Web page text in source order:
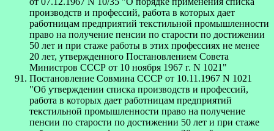
производств и профессий, работа в которых дает
работницам предприятий текстильной промышленности
право на получение пенсии по старости по достижении
50 лет и при стаже работы в этих профессиях не менее
20 лет, утвержденного Постановлением Совета
Министров СССР от 10 ноября 1967 г. N 1021"
Постановление Совмина СССР от 10.11.1967 N 1021
"Об утверждении списка производств и профессий,
работа в которых дает работницам предприятий
текстильной промышленности право на получение
пенсии по старости по достижении 50 лет и при стаже